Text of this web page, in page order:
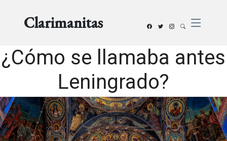
Clarimanitas
¿Cómo se llamaba antes
Leningrado?